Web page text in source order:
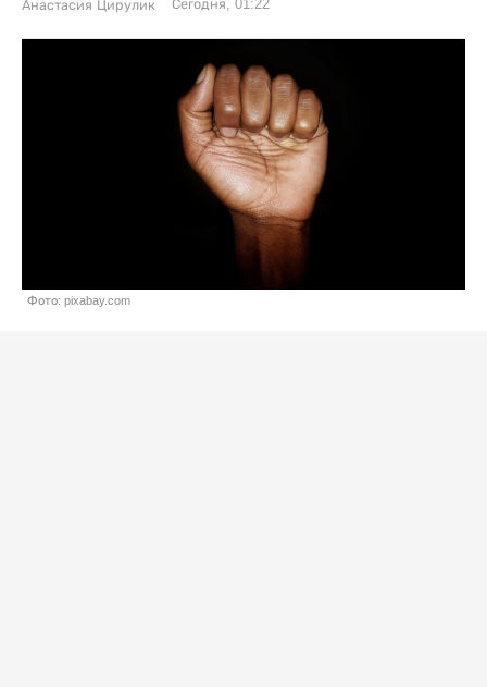
Анастасия Цирулик Сегодня, 01:22
Фото: pixabay.com